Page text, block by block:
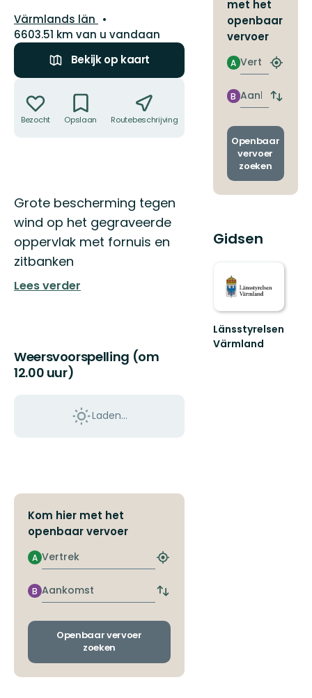
Regio:
Värmlands län
6603.51 km van u vandaan
Bekijk op kaart
Bezocht Opslaan Routebeschrijving
Omschrijving
Grote bescherming tegen
wind op het gegraveerde
oppervlak met fornuis en
zitbanken
Lees verder
Weersvoorspelling (om
12.00 uur)
Laden…
Kom hier met het
openbaar vervoer
Vertrek
A
Zoek
dichtstbijzijnde
halte
Aankomst
B
Wissel
en
Openbaar vervoer
zoeken
met het
openbaar
vervoer
Vertrek
A
Zoek
halte
Aankomst
B
Wissel
en
Openbaar
vervoer
zoeken
Gidsen
Länsstyrelsen
Värmland